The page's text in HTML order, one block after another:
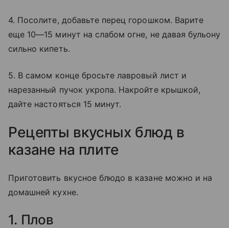
4. Посолите, добавьте перец горошком. Варите
еще 10—15 минут на слабом огне, не давая бульону
сильно кипеть.
5. В самом конце бросьте лавровый лист и
нарезанный пучок укропа. Накройте крышкой,
дайте настояться 15 минут.
Рецепты вкусных блюд в
казане на плите
Приготовить вкусное блюдо в казане можно и на
домашней кухне.
1. Плов